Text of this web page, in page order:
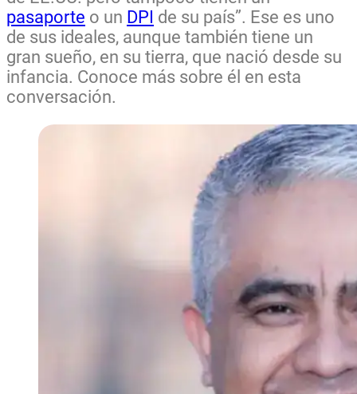
pasaporte o un DPI de su país”. Ese es uno
de sus ideales, aunque también tiene un
gran sueño, en su tierra, que nació desde su
infancia. Conoce más sobre él en esta
conversación.